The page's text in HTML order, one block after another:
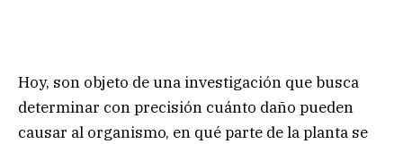
Hoy, son objeto de una investigación que busca
determinar con precisión cuánto daño pueden
causar al organismo, en qué parte de la planta se